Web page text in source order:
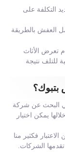
التكلفة على
العفش بالطريقة
تعرض الأثاث
للتلف نتيجة
بتبوك؟
البحث عن شركة
يمكن اختيار
فكثير منا
الشركات.